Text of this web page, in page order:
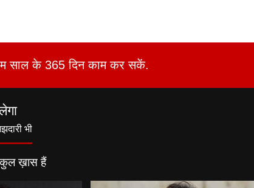
साल के 365 दिन काम कर सकें.
भी
ख़ास हैं